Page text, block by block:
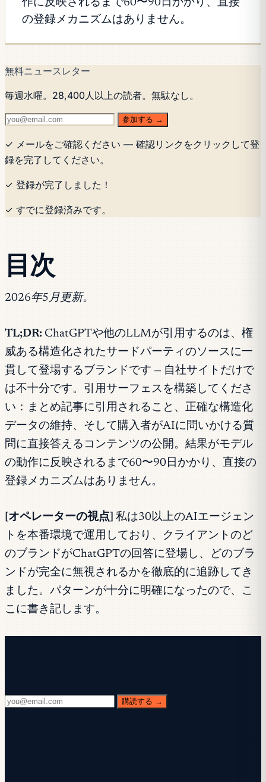
作に反映されるまで60〜90日かかり、直接
の登録メカニズムはありません。
無料ニュースレター
毎週水曜。28,400人以上の読者。無駄なし。
参加する →
✓ メールをご確認ください — 確認リンクをクリックして登
録を完了してください。
✓ 登録が完了しました！
✓ すでに登録済みです。
目次
2026年5月更新。
TL;DR: ChatGPTや他のLLMが引用するのは、権
威ある構造化されたサードパーティのソースに一
貫して登場するブランドです — 自社サイトだけで
は不十分です。引用サーフェスを構築してくださ
い：まとめ記事に引用されること、正確な構造化
データの維持、そして購入者がAIに問いかける質
問に直接答えるコンテンツの公開。結果がモデル
の動作に反映されるまで60〜90日かかり、直接の
登録メカニズムはありません。
[オペレーターの視点] 私は30以上のAIエージェン
トを本番環境で運用しており、クライアントのど
のブランドがChatGPTの回答に登場し、どのブラ
ンドが完全に無視されるかを徹底的に追跡してき
ました。パターンが十分に明確になったので、こ
こに書き記します。
購読する →